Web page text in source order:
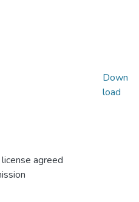
agreed
Down
load